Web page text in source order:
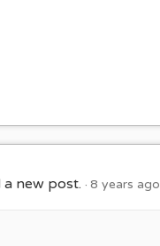
a new post. 8 years ago